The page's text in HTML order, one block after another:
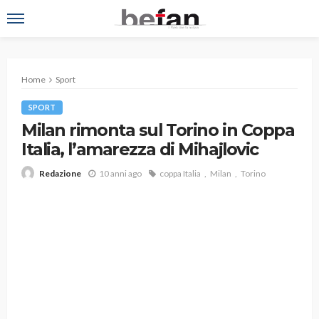
Home Sport
SPORT
Milan rimonta sul Torino in Coppa
Italia, l’amarezza di Mihajlovic
Redazione 10 anni ago coppa Italia Milan Torino